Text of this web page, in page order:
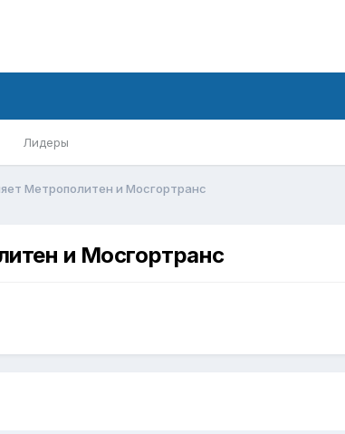
Лидеры
Метрополитен и Мосгортранс
и Мосгортранс